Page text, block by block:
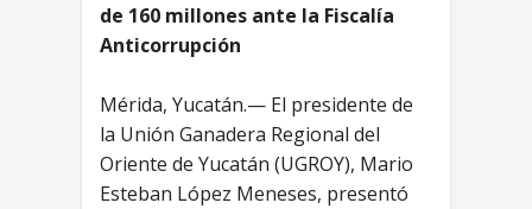
de 160 millones ante la Fiscalía
Anticorrupción
Mérida, Yucatán.— El presidente de
la Unión Ganadera Regional del
Oriente de Yucatán (UGROY), Mario
Esteban López Meneses, presentó